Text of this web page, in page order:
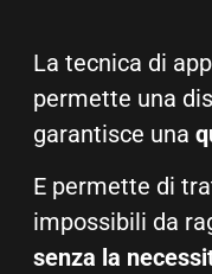
La tecnica di
permette una
garantisce una
E permette di
impossibili da
senza la